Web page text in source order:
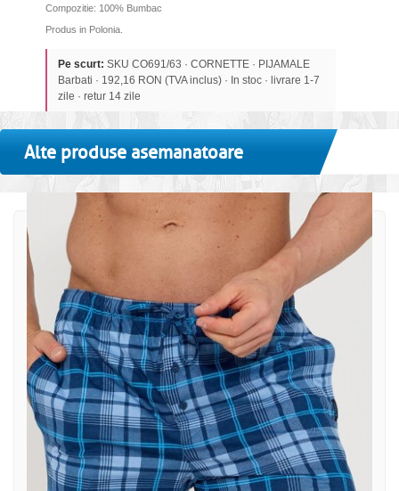
Compozitie: 100% Bumbac
Produs in Polonia.
Pe scurt: SKU CO691/63 · CORNETTE · PIJAMALE
Barbati · 192,16 RON (TVA inclus) · In stoc · livrare 1-7
zile · retur 14 zile
Alte produse asemanatoare